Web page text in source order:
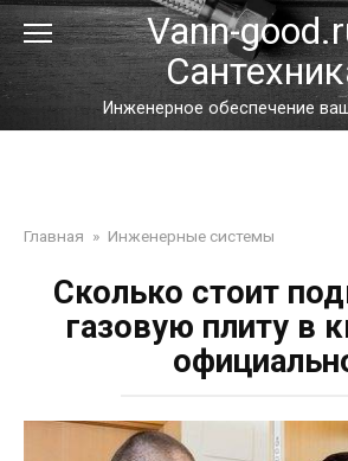
Перейти
к
контенту
Vann-
Инженерное обеспечение
Главная » Инженерные системы
Сколько стоит
газовую плиту в